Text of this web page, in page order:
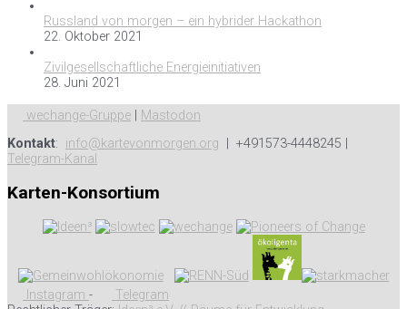
Russland von morgen – ein hybrider Hackathon
22. Oktober 2021
Zivilgesellschaftliche Energieinitiativen
28. Juni 2021
wechange-Gruppe
Mastodon
Kontakt: info@kartevonmorgen.org | +491573-4448245 |
Telegram-Kanal
Karten-Konsortium
Instagram -
Telegram